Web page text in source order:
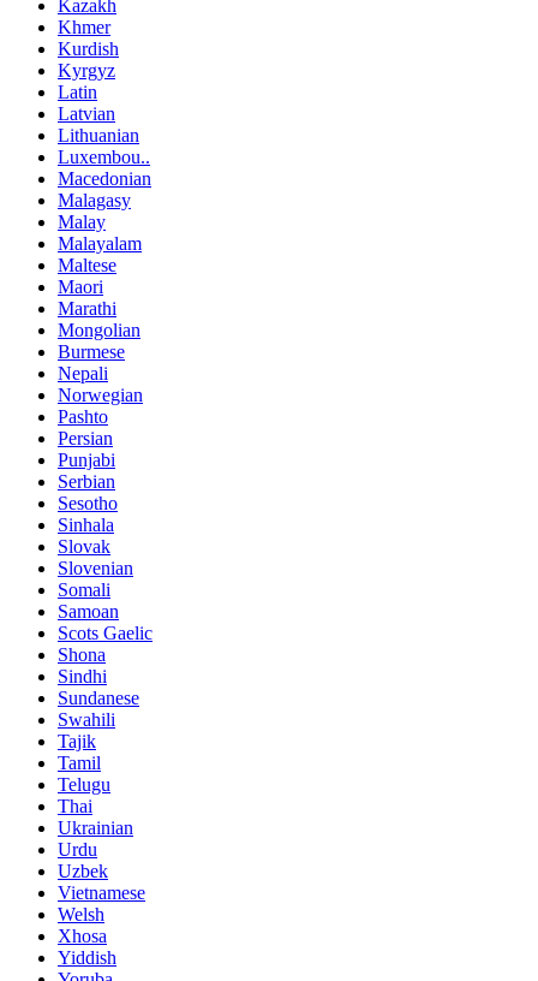
Kazakh
Khmer
Kurdish
Kyrgyz
Latin
Latvian
Lithuanian
Luxembou..
Macedonian
Malagasy
Malay
Malayalam
Maltese
Maori
Marathi
Mongolian
Burmese
Nepali
Norwegian
Pashto
Persian
Punjabi
Serbian
Sesotho
Sinhala
Slovak
Slovenian
Somali
Samoan
Scots Gaelic
Shona
Sindhi
Sundanese
Swahili
Tajik
Tamil
Telugu
Thai
Ukrainian
Urdu
Uzbek
Vietnamese
Welsh
Xhosa
Yiddish